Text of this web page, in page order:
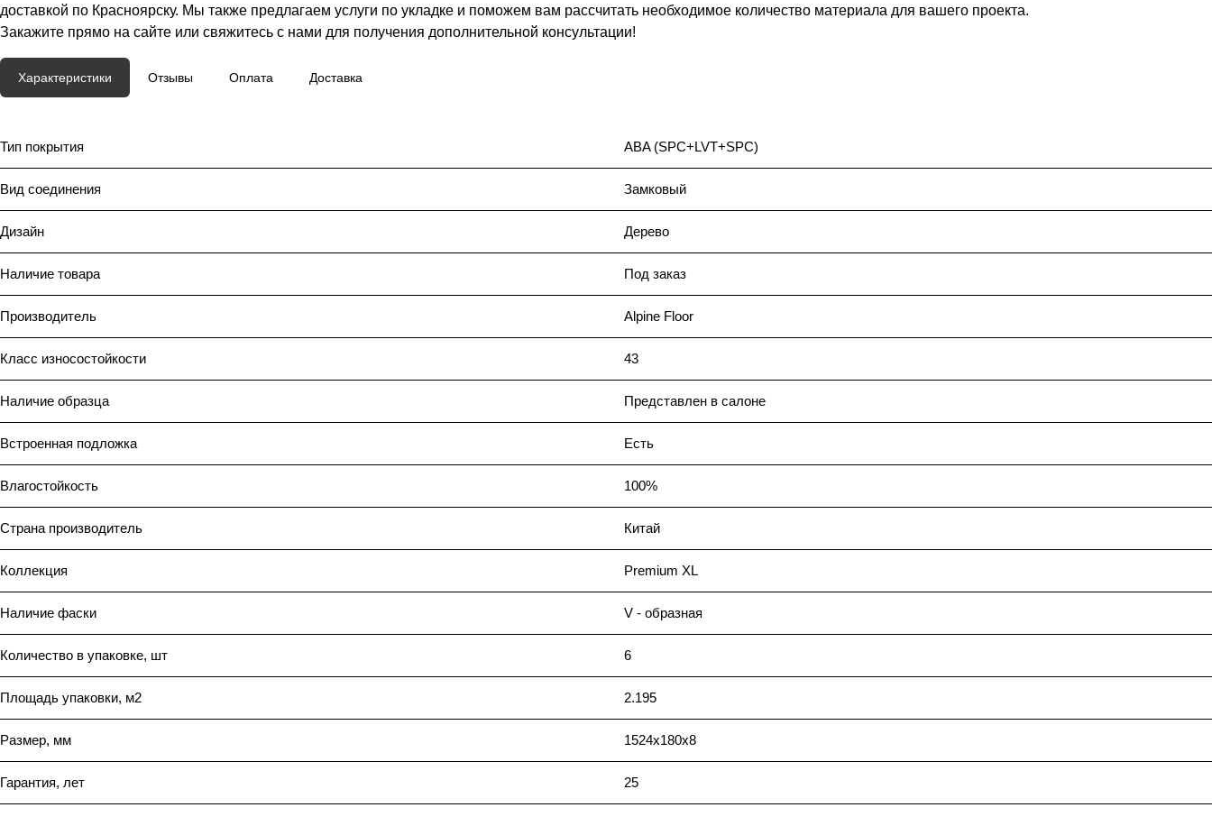
доставкой по Красноярску. Мы также предлагаем услуги по укладке и поможем вам рассчитать необходимое количество материала для вашего проекта.
Закажите прямо на сайте или свяжитесь с нами для получения дополнительной консультации!
Характеристики Отзывы Оплата Доставка
Тип покрытия ABA (SPC+LVT+SPC)
Вид соединения Замковый
Дизайн Дерево
Наличие товара Под заказ
Производитель Alpine Floor
Класс износостойкости 43
Наличие образца Представлен в салоне
Встроенная подложка Есть
Влагостойкость 100%
Страна производитель Китай
Коллекция Premium XL
Наличие фаски V - образная
Количество в упаковке, шт 6
Площадь упаковки, м2 2.195
Размер, мм 1524х180х8
Гарантия, лет 25